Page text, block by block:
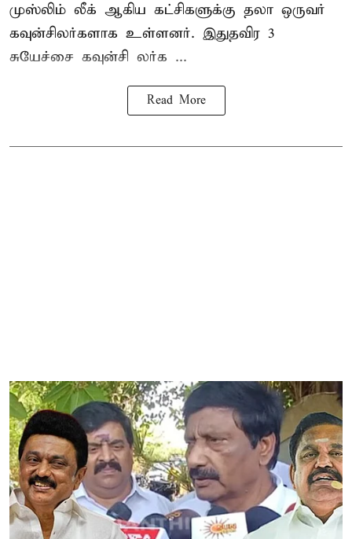
முஸ்லிம் லீக் ஆகிய கட்சிகளுக்கு தலா ஒருவர்
கவுன்சிலர்களாக உள்ளனர். இதுதவிர 3
சுயேச்சை கவுன்சி லர்க ...
Read More